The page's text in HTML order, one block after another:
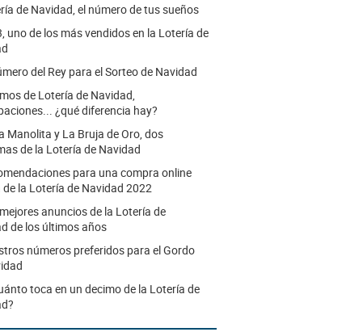
de Navidad, el número de tus sueños
uno de los más vendidos en la Lotería de
del Rey para el Sorteo de Navidad
de Lotería de Navidad,
¿qué diferencia hay?
Manolita y La Bruja de Oro, dos
de la Lotería de Navidad
para una compra online
de la Lotería de Navidad 2022
anuncios de la Lotería de
de los últimos años
números preferidos para el Gordo
toca en un decimo de la Lotería de